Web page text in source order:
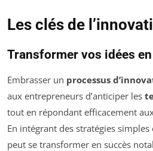
Les clés de
Transformer vos idées
Embrasser un processus
aux entrepreneurs d’anticiper les
tout en répondant efficacement
En intégrant des stratégies
peut se transformer en succès